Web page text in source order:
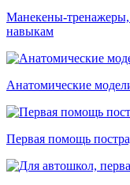
Манекены-
навыкам
Анатомические
Первая помощь